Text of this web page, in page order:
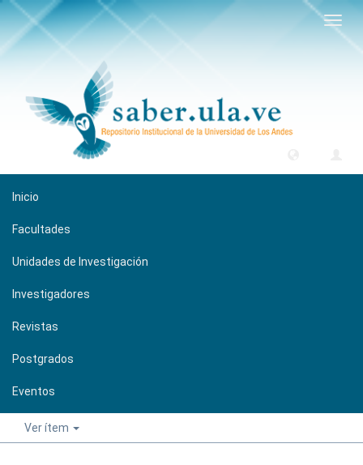
Inicio
Facultades
Unidades de Investigación
Investigadores
Revistas
Postgrados
Eventos
Ver ítem